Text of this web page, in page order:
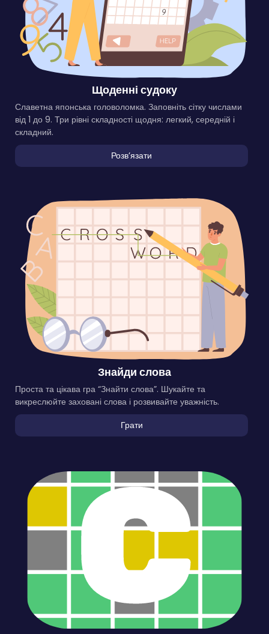
Щоденні судоку
Славетна японська головоломка. Заповніть сітку числами
від 1 до 9. Три рівні складності щодня: легкий, середній і
складний.
Розвʼязати
Знайди слова
Проста та цікава гра “Знайти слова”. Шукайте та
викреслюйте заховані слова і розвивайте уважність.
Грати